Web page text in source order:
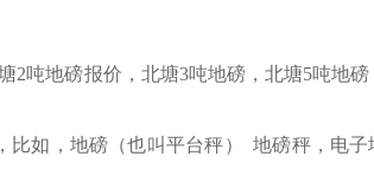
2吨地磅报价，北塘3吨地磅，北塘5吨地
如，地磅（也叫平台秤）
地磅秤，电子